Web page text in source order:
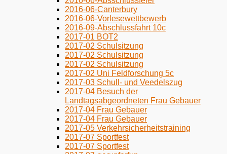
2016-06-Canterbury
2016-06-Vorlesewettbewerb
2016-09-Abschlussfahrt 10c
2017-01 BOT2
2017-02 Schulsitzung
2017-02 Schulsitzung
2017-02 Schulsitzung
2017-02 Uni Feldforschung 5c
2017-03 Schull- und Veedelszug
2017-04 Besuch der
Landtagsabgeordneten Frau Gebauer
2017-04 Frau Gebauer
2017-04 Frau Gebauer
2017-05 Verkehrsicherheitstraining
2017-07 Sportfest
2017-07 Sportfest